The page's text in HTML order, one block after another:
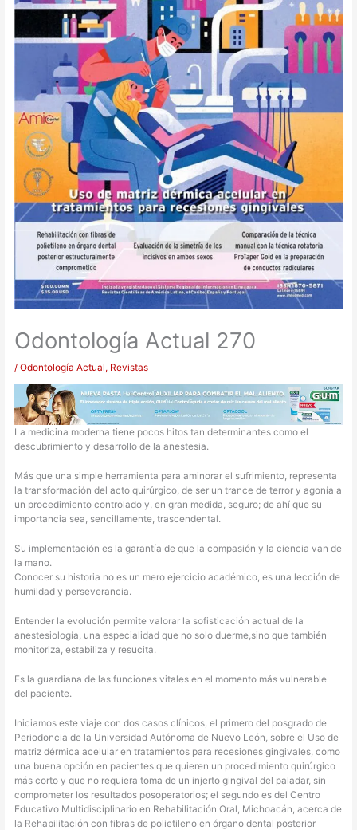
Odontología Actual 270
/Odontología Actual, Revistas
La medicina moderna tiene pocos hitos tan determinantes como el
descubrimiento y desarrollo de la anestesia.
Más que una simple herramienta para aminorar el sufrimiento, representa
la transformación del acto quirúrgico, de ser un trance de terror y agonía a
un procedimiento controlado y, en gran medida, seguro; de ahí que su
importancia sea, sencillamente, trascendental.
Su implementación es la garantía de que la compasión y la ciencia van de
la mano.
Conocer su historia no es un mero ejercicio académico, es una lección de
humildad y perseverancia.
Entender la evolución permite valorar la sofisticación actual de la
anestesiología, una especialidad que no solo duerme,sino que también
monitoriza, estabiliza y resucita.
Es la guardiana de las funciones vitales en el momento más vulnerable
del paciente.
Iniciamos este viaje con dos casos clínicos, el primero del posgrado de
Periodoncia de la Universidad Autónoma de Nuevo León, sobre el Uso de
matriz dérmica acelular en tratamientos para recesiones gingivales, como
una buena opción en pacientes que quieren un procedimiento quirúrgico
más corto y que no requiera toma de un injerto gingival del paladar, sin
comprometer los resultados posoperatorios; el segundo es del Centro
Educativo Multidisciplinario en Rehabilitación Oral, Michoacán, acerca de
la Rehabilitación con fibras de polietileno en órgano dental posterior